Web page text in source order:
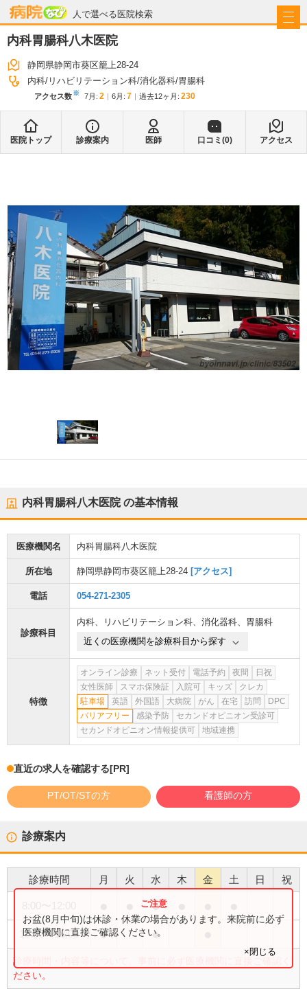
人で選べる医院検索
病院なび
内科胃腸科八木医院
静岡県静岡市葵区籠上28-24
内科 リハビリテーション科 消化器科 胃腸科
アクセス数※ 7月 : 2 6月 : 7 過去12ヶ月: 230
医院トップ 診療案内 医師 口コミ(0) アクセス
内科胃腸科八木医院の基本情報
医療機関名 内科胃腸科八木医院
所在地 静岡県静岡市葵区籠上28-24 [アクセス]
電話 054-271-2305
診療科目
内科、 リハビリテーション科、 消化器科、 胃腸科
近くの医療機関を診療科目から探す
特徴
オンライン診療 ネット受付 電話予約 夜間
日祝
女性医師
スマホ保険証 入院可 キッズ
クレカ
駐車場
英語 外国語 大病院 がん 在宅 訪問
DPC
バリアフリー
感染予防
セカンドオピニオン受診可
セカンドオピニオン情報提供可
地域連携
直近の求人を確認する[PR]
PT/OT/STの方 看護師の方
診療案内
診療時間 月 火 水 木 金 土 日 祝
●
15:00〜18:00 ● ●
診療時間・内容等について、事前に必ず医療機関に直接ご確認く
ださい。
お盆(8月中旬)は休診・休業の場合があります。来院前に必ず
医療機関に直接ご確認ください。
×閉じる